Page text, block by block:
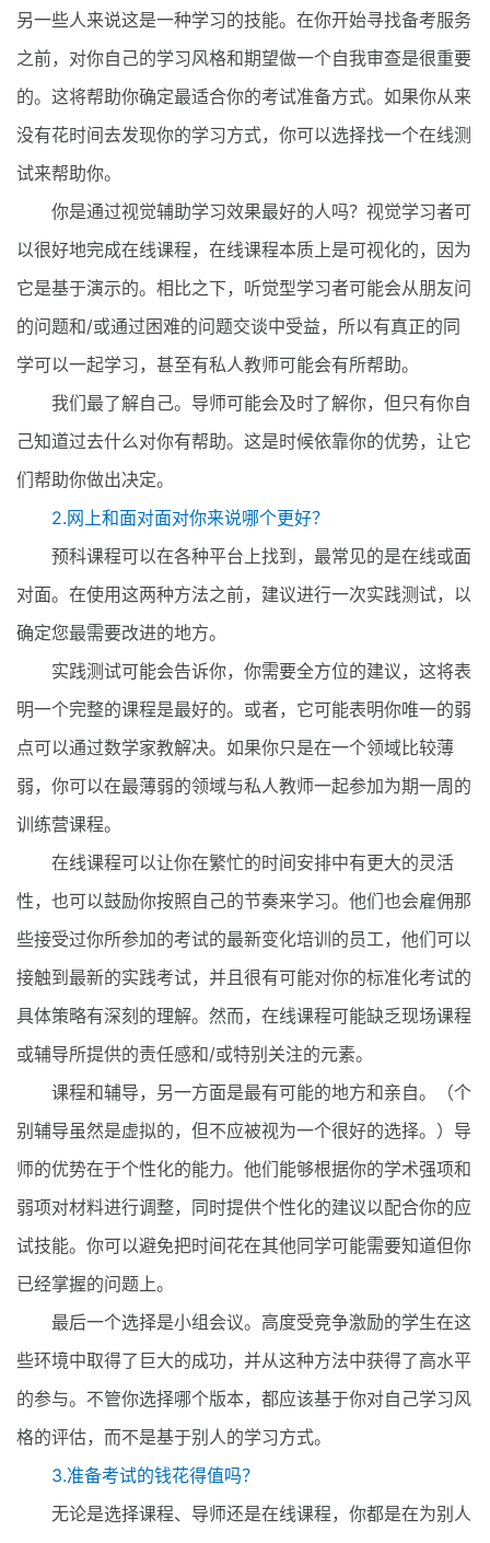
另一些人来说这是一种学习的技能。在你开始寻找备考服务
之前，对你自己的学习风格和期望做一个自我审查是很重要
的。这将帮助你确定最适合你的考试准备方式。如果你从来
没有花时间去发现你的学习方式，你可以选择找一个在线测
试来帮助你。
你是通过视觉辅助学习效果最好的人吗？视觉学习者可
以很好地完成在线课程，在线课程本质上是可视化的，因为
它是基于演示的。相比之下，听觉型学习者可能会从朋友问
的问题和/或通过困难的问题交谈中受益，所以有真正的同
学可以一起学习，甚至有私人教师可能会有所帮助。
我们最了解自己。导师可能会及时了解你，但只有你自
己知道过去什么对你有帮助。这是时候依靠你的优势，让它
们帮助你做出决定。
2.网上和面对面对你来说哪个更好？
预科课程可以在各种平台上找到，最常见的是在线或面
对面。在使用这两种方法之前，建议进行一次实践测试，以
确定您最需要改进的地方。
实践测试可能会告诉你，你需要全方位的建议，这将表
明一个完整的课程是最好的。或者，它可能表明你唯一的弱
点可以通过数学家教解决。如果你只是在一个领域比较薄
弱，你可以在最薄弱的领域与私人教师一起参加为期一周的
训练营课程。
在线课程可以让你在繁忙的时间安排中有更大的灵活
性，也可以鼓励你按照自己的节奏来学习。他们也会雇佣那
些接受过你所参加的考试的最新变化培训的员工，他们可以
接触到最新的实践考试，并且很有可能对你的标准化考试的
具体策略有深刻的理解。然而，在线课程可能缺乏现场课程
或辅导所提供的责任感和/或特别关注的元素。
课程和辅导，另一方面是最有可能的地方和亲自。（个
别辅导虽然是虚拟的，但不应被视为一个很好的选择。）导
师的优势在于个性化的能力。他们能够根据你的学术强项和
弱项对材料进行调整，同时提供个性化的建议以配合你的应
试技能。你可以避免把时间花在其他同学可能需要知道但你
已经掌握的问题上。
最后一个选择是小组会议。高度受竞争激励的学生在这
些环境中取得了巨大的成功，并从这种方法中获得了高水平
的参与。不管你选择哪个版本，都应该基于你对自己学习风
格的评估，而不是基于别人的学习方式。
3.准备考试的钱花得值吗？
无论是选择课程、导师还是在线课程，你都是在为别人